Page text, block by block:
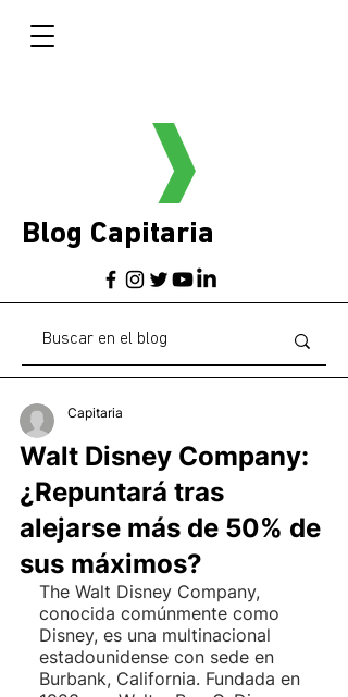
Blog Capitaria
Walt Disney Company:
¿Repuntará tras
alejarse más de 50% de
sus máximos?
Capitaria
The Walt Disney Company,
conocida comúnmente como
Disney, es una multinacional
estadounidense con sede en
Burbank, California. Fundada en